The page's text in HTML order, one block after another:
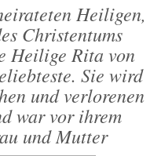
Heiligen,
Christentums
Heilige Rita von
Sie wird
und verlorenen
war vor ihrem
und Mutter